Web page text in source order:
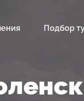
Подбор